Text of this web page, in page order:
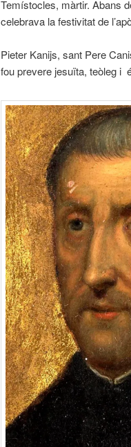
Temístocles, màrtir. Abans
celebrava la festivitat de
Pieter Kanijs, sant Pere
fou prevere jesuïta, teòleg i